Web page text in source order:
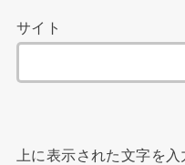
サイト
上に表示された文字を入